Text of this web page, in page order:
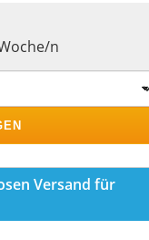
n
Versand für